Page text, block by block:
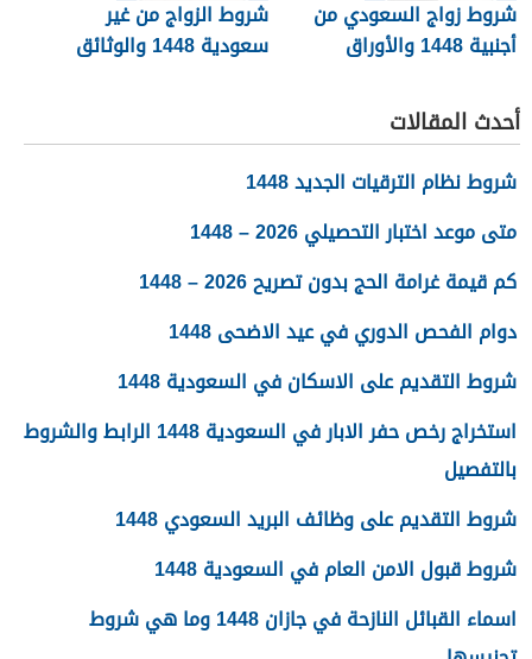
شروط زواج السعودي من
أجنبية 1448 والأوراق
شروط الزواج من غير
سعودية 1448 والوثائق
أحدث المقالات
شروط نظام الترقيات الجديد 1448
متى موعد اختبار التحصيلي 2026 – 1448
كم قيمة غرامة الحج بدون تصريح 2026 – 1448
دوام الفحص الدوري في عيد الاضحى 1448
شروط التقديم على الاسكان في السعودية 1448
استخراج رخص حفر الابار في السعودية 1448 الرابط والشروط
بالتفصيل
شروط التقديم على وظائف البريد السعودي 1448
شروط قبول الامن العام في السعودية 1448
اسماء القبائل النازحة في جازان 1448 وما هي شروط